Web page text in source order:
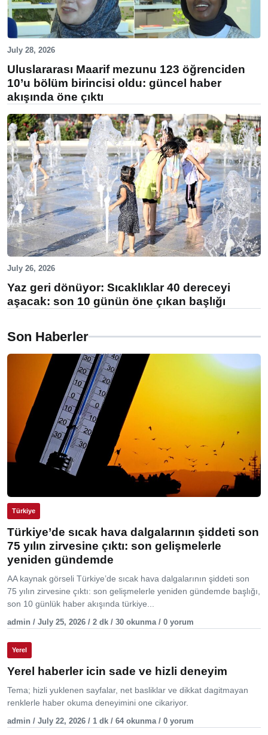
July 28, 2026
Uluslararası Maarif mezunu 123 öğrenciden
10’u bölüm birincisi oldu: güncel haber
akışında öne çıktı
July 26, 2026
Yaz geri dönüyor: Sıcaklıklar 40 dereceyi
aşacak: son 10 günün öne çıkan başlığı
Son Haberler
Türkiye
Türkiye’de sıcak hava dalgalarının şiddeti son
75 yılın zirvesine çıktı: son gelişmelerle
yeniden gündemde
AA kaynak görseli Türkiye’de sıcak hava dalgalarının şiddeti son
75 yılın zirvesine çıktı: son gelişmelerle yeniden gündemde başlığı,
son 10 günlük haber akışında türkiye...
admin / July 25, 2026 / 2 dk / 30 okunma / 0 yorum
Yerel
Yerel haberler icin sade ve hizli deneyim
Tema; hizli yuklenen sayfalar, net basliklar ve dikkat dagitmayan
renklerle haber okuma deneyimini one cikariyor.
admin / July 22, 2026 / 1 dk / 64 okunma / 0 yorum